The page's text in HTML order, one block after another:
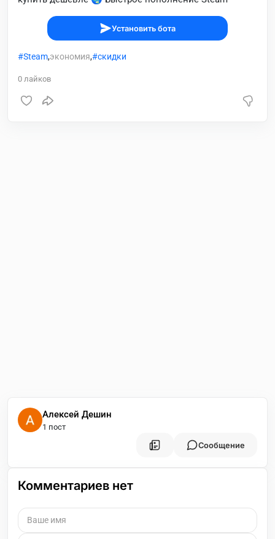
Установить бота
Steam,экономия, скидки
0 лайков
Алексей Дешин
1 пост
Сообщение
Комментариев нет